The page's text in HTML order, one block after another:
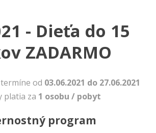
- Dieťa do 15
ZADARMO
od 03.06.2021 do 27.06.2021
platia za 1 osobu / pobyt
program
sú
nevyhnutné
pre správne
fungovanie
Zahŕňajú
napríklad
nastavenia